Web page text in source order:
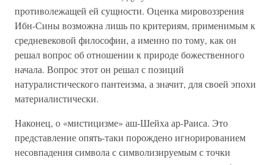
противолежащей ей сущности. Оценка мировоззрения
Ибн-Сины возможна лишь по критериям, применимым к
средневековой философии, а именно по тому, как он
решал вопрос об отношении к природе божественного
начала. Вопрос этот он решал с позиций
натуралистического пантеизма, а значит, для своей эпохи
материалистически.
Наконец, о «мистицизме» аш-Шейха ар-Раиса. Это
представление опять-таки порождено игнорированием
несовпадения символа с символизируемым с точки